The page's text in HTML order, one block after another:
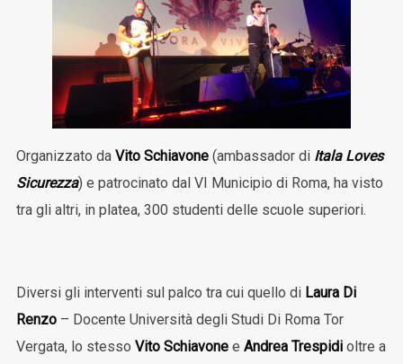
Organizzato da Vito Schiavone(ambassador di Itala Loves
Sicurezza) e patrocinato dal VI Municipio di Roma, ha visto
tra gli altri, in platea, 300 studenti delle scuole superiori.
Diversi gli interventi sul palco tra cui quello di Laura Di
Renzo– Docente Università degli Studi Di Roma Tor
Vergata, lo stesso Vito Schiavonee Andrea Trespidioltre a